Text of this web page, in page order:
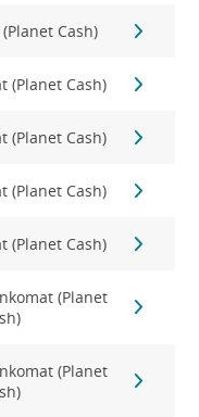
Cash)
(Planet Cash)
(Planet Cash)
(Planet Cash)
(Planet Cash)
(Planet
(Planet